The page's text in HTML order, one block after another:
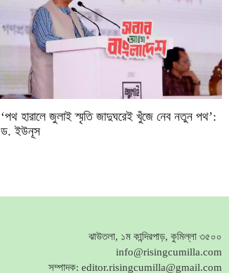
‘পথ হারালে জুলাই স্মৃতি জাদুঘরেই খুঁজে নেব নতুন পথ’:
ড. ইউনূস
ঝাউতলা, ১ম কান্দিরপাড়, কুমিল্লা ৩৫০০
info@risingcumilla.com
সম্পাদক: editor.risingcumilla@gmail.com